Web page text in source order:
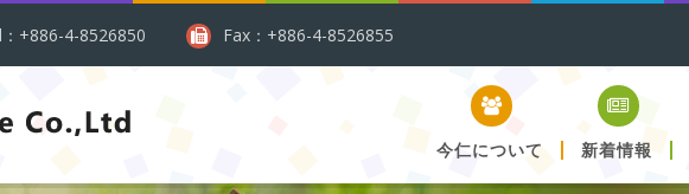
+886-4-8526850 Fax：+886-4-8526855
今仁について 新着情報